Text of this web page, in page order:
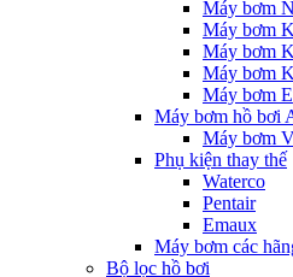
Máy bơm
Máy bơm
Máy bơm
Máy bơm
Máy bơm
Máy bơm hồ bơi
Máy bơm
Phụ kiện thay thế
Waterco
Pentair
Emaux
Máy bơm các
Bộ lọc hồ bơi